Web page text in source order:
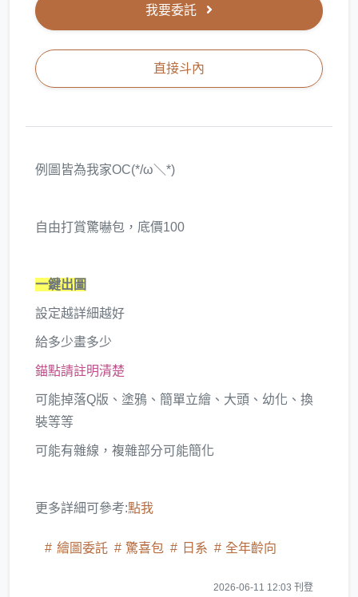
我要委託
直接斗內
例圖皆為我家OC(*/ω＼*)
自由打賞驚嚇包，底價100
一鍵出圖
設定越詳細越好
給多少畫多少
錨點請註明清楚
可能掉落Q版、塗鴉、簡單立繪、大頭、幼化、換
裝等等
可能有雜線，複雜部分可能簡化
更多詳細可參考:點我
繪圖委託 驚喜包 日系 全年齡向
2026-06-11 12:03 刊登